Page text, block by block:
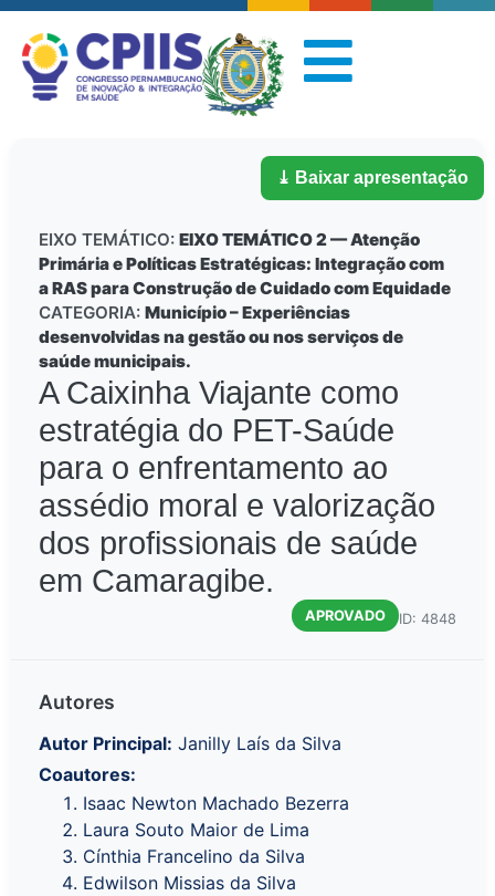
⤓ Baixar apresentação
EIXO TEMÁTICO: EIXO TEMÁTICO 2 — Atenção
Primária e Políticas Estratégicas: Integração com
a RAS para Construção de Cuidado com Equidade
CATEGORIA: Município – Experiências
desenvolvidas na gestão ou nos serviços de
saúde municipais.
A Caixinha Viajante como
estratégia do PET-Saúde
para o enfrentamento ao
assédio moral e valorização
dos profissionais de saúde
em Camaragibe.
APROVADO ID: 4848
Autores
Autor Principal: Janilly Laís da Silva
Coautores:
Isaac Newton Machado Bezerra
Laura Souto Maior de Lima
Cínthia Francelino da Silva
Edwilson Missias da Silva